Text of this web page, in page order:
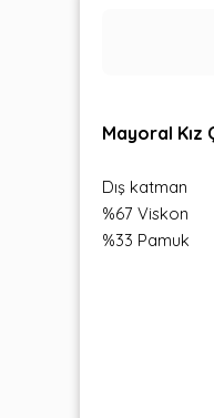
Mayoral Kız
Dış katman
%67 Viskon
%33 Pamuk